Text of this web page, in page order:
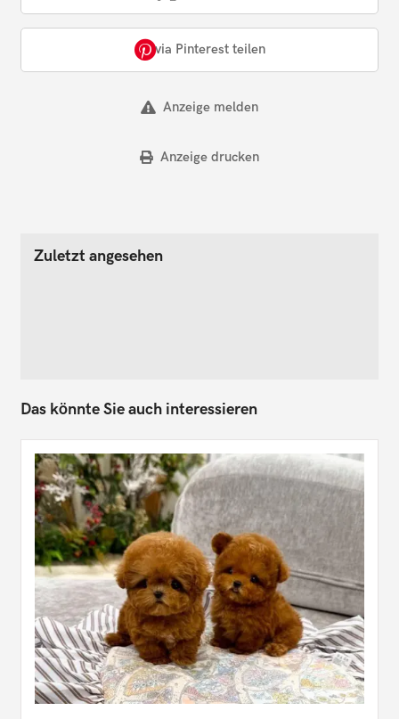
via Pinterest teilen
Anzeige melden
Anzeige drucken
Zuletzt angesehen
Das könnte Sie auch interessieren